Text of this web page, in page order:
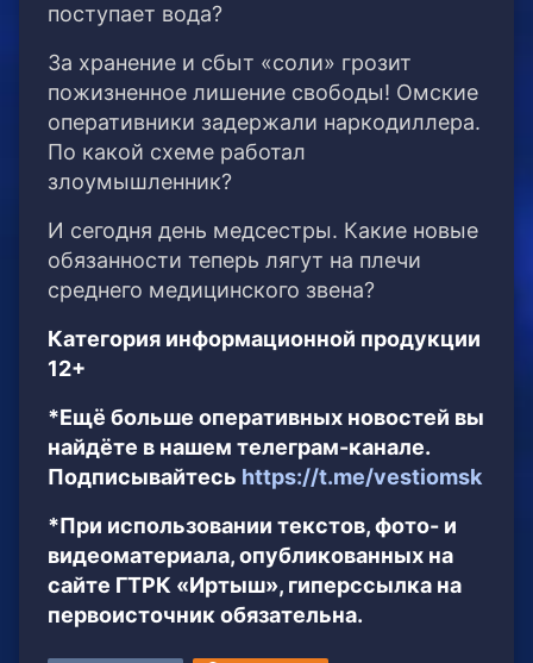
поступает вода?
За хранение и сбыт «соли» грозит
пожизненное лишение свободы! Омские
оперативники задержали наркодиллера.
По какой схеме работал
злоумышленник?
И сегодня день медсестры. Какие новые
обязанности теперь лягут на плечи
среднего медицинского звена?
Категория информационной продукции
12+
*Ещё больше оперативных новостей вы
найдёте в нашем телеграм-канале.
Подписывайтесь https://t.me/vestiomsk
*При использовании текстов, фото- и
видеоматериала, опубликованных на
сайте ГТРК «Иртыш», гиперссылка на
первоисточник обязательна.